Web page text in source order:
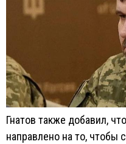
Гнатов также добавил,
направлено на то, чтобы